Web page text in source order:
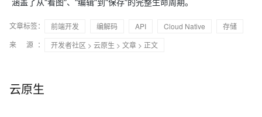
文章标签： 前端开发 编解码 API Cloud Native
存储
来 源：
开发者社区 > 云原生 > 文章 > 正文
云原生